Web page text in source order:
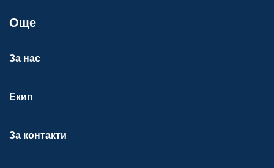
Още
За нас
Екип
За контакти